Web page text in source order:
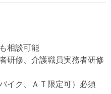
相談可能
研修、介護職員実務者研修
イク、ＡＴ限定可）必須